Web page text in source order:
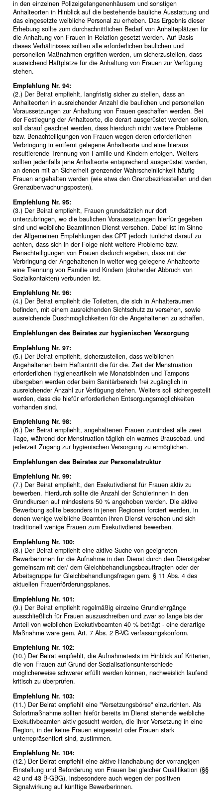
in den einzelnen Polizeigefangenenhäusern und sonstigen
Anhalteorten in Hinblick auf die bestehende bauliche Ausstattung und
das eingesetzte weibliche Personal zu erheben. Das Ergebnis dieser
Erhebung sollte zum durchschnittlichen Bedarf von Anhalteplätzen für
die Anhaltung von Frauen in Relation gesetzt werden. Auf Basis
dieses Verhältnisses sollten alle erforderlichen baulichen und
personellen Maßnahmen ergriffen werden, um sicherzustellen, dass
ausreichend Haftplätze für die Anhaltung von Frauen zur Verfügung
stehen.
Empfehlung Nr. 94:
(2.) Der Beirat empfiehlt, langfristig sicher zu stellen, dass an
Anhalteorten in ausreichender Anzahl die baulichen und personellen
Voraussetzungen zur Anhaltung von Frauen geschaffen werden. Bei
der Festlegung der Anhalteorte, die derart ausgerüstet werden sollen,
soll darauf geachtet werden, dass hierdurch nicht weitere Probleme
bzw. Benachteiligungen von Frauen wegen deren erforderlichen
Verbringung in entfernt gelegene Anhalteorte und eine hieraus
resultierende Trennung von Familie und Kindern erfolgen. Weiters
sollten jedenfalls jene Anhalteorte entsprechend ausgerüstet werden,
an denen mit an Sicherheit grenzender Wahrscheinlichkeit häufig
Frauen angehalten werden (wie etwa den Grenzbezirksstellen und den
Grenzüberwachungsposten).
Empfehlung Nr. 95:
(3.) Der Beirat empfiehlt, Frauen grundsätzlich nur dort
unterzubringen, wo die baulichen Voraussetzungen hierfür gegeben
sind und weibliche Beamtinnen Dienst versehen. Dabei ist im Sinne
der Allgemeinen Empfehlungen des CPT jedoch tunlichst darauf zu
achten, dass sich in der Folge nicht weitere Probleme bzw.
Benachteiligungen von Frauen dadurch ergeben, dass mit der
Verbringung der Angehaltenen in weiter weg gelegene Anhalteorte
eine Trennung von Familie und Kindern (drohender Abbruch von
Sozialkontakten) verbunden ist.
Empfehlung Nr. 96:
(4.) Der Beirat empfiehlt die Toiletten, die sich in Anhalteräumen
befinden, mit einem ausreichenden Sichtschutz zu versehen, sowie
ausreichende Duschmöglichkeiten für die Angehaltenen zu schaffen.
Empfehlungen des Beirates zur hygienischen Versorgung
Empfehlung Nr. 97:
(5.) Der Beirat empfiehlt, sicherzustellen, dass weiblichen
Angehaltenen beim Haftantritt die für die. Zeit der Menstruation
erforderlichen Hygieneartikeln wie Monatsbinden und Tampons
übergeben werden oder beim Sanitärbereich frei zugänglich in
ausreichender Anzahl zur Verfügung stehen. Weiters soll sichergestellt
werden, dass die hiefür erforderlichen Entsorgungsmöglichkeiten
vorhanden sind.
Empfehlung Nr. 98:
(6.) Der Beirat empfiehlt, angehaltenen Frauen zumindest alle zwei
Tage, während der Menstruation täglich ein warmes Brausebad. und
jederzeit Zugang zur hygienischen Versorgung zu ermöglichen.
Empfehlungen des Beirates zur Personalstruktur
Empfehlung Nr. 99:
(7.) Der Beirat empfiehlt, den Exekutivdienst für Frauen aktiv zu
bewerben. Hierdurch sollte die Anzahl der Schülerinnen in den
Grundkursen auf mindestens 50 % angehoben werden. Die aktive
Bewerbung sollte besonders in jenen Regionen forciert werden, in
denen wenige weibliche Beamten ihren Dienst versehen und sich
traditionell wenige Frauen zum Exekutivdienst bewerben.
Empfehlung Nr. 100:
(8.) Der Beirat empfiehlt eine aktive Suche von geeigneten
Bewerberinnen für die Aufnahme in den Dienst durch den Dienstgeber
gemeinsam mit der/ dem Gleichbehandlungsbeauftragten oder der
Arbeitsgruppe für Gleichbehandlungsfragen gem. § 11 Abs. 4 des
aktuellen Frauenförderungsplanes.
Empfehlung Nr. 101:
(9.) Der Beirat empfiehlt regelmäßig einzelne Grundlehrgänge
ausschließlich für Frauen auszuschreiben und zwar so lange bis der
Anteil von weiblichen Exekutivbeamten 40 % beträgt - eine derartige
Maßnahme wäre gem. Art. 7 Abs. 2 B-VG verfassungskonform.
Empfehlung Nr. 102:
(10.) Der Beirat empfiehlt, die Aufnahmetests im Hinblick auf Kriterien,
die von Frauen auf Grund der Sozialisationsunterschiede
möglicherweise schwerer erfüllt werden können, nachweislich laufend
kritisch zu überprüfen.
Empfehlung Nr. 103:
(11.) Der Beirat empfiehlt eine "Versetzungsbörse" einzurichten. Als
Sofortmaßnahme sollten hiefür bereits im Dienst stehende weibliche
Exekutivbeamten aktiv gesucht werden, die ihrer Versetzung in eine
Region, in der keine Frauen eingesetzt oder Frauen stark
unterrepräsentiert sind, zustimmen.
Empfehlung Nr. 104:
(12.) Der Beirat empfiehlt eine aktive Handhabung der vorrangigen
Einstellung und Beförderung von Frauen bei gleicher Qualifikation (§§
42 und 43 B-GBG), insbesondere auch wegen der positiven
Signalwirkung auf künftige Bewerberinnen.